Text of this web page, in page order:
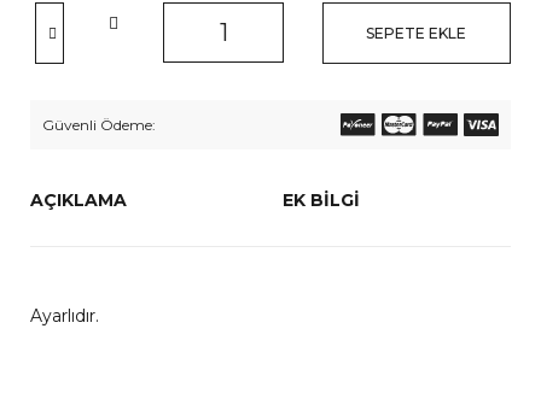
SEPETE EKLE
Güvenli Ödeme:
AÇIKLAMA EK BILGI
Ayarlıdır.